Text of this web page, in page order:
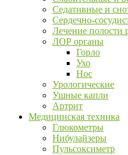
Седативные и
Сердечно-
Лечение полости
ЛОР органы
Горло
Ухо
Нос
Урологические
Ушные капли
Артрит
Медицинская техника
Глюкометры
Нибулайзеры
Пульсоксиметр